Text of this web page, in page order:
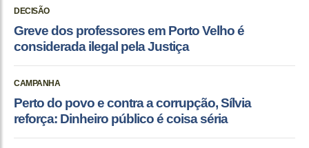
DECISÃO
Greve dos professores em Porto Velho é
considerada ilegal pela Justiça
CAMPANHA
Perto do povo e contra a corrupção, Sílvia
reforça: Dinheiro público é coisa séria